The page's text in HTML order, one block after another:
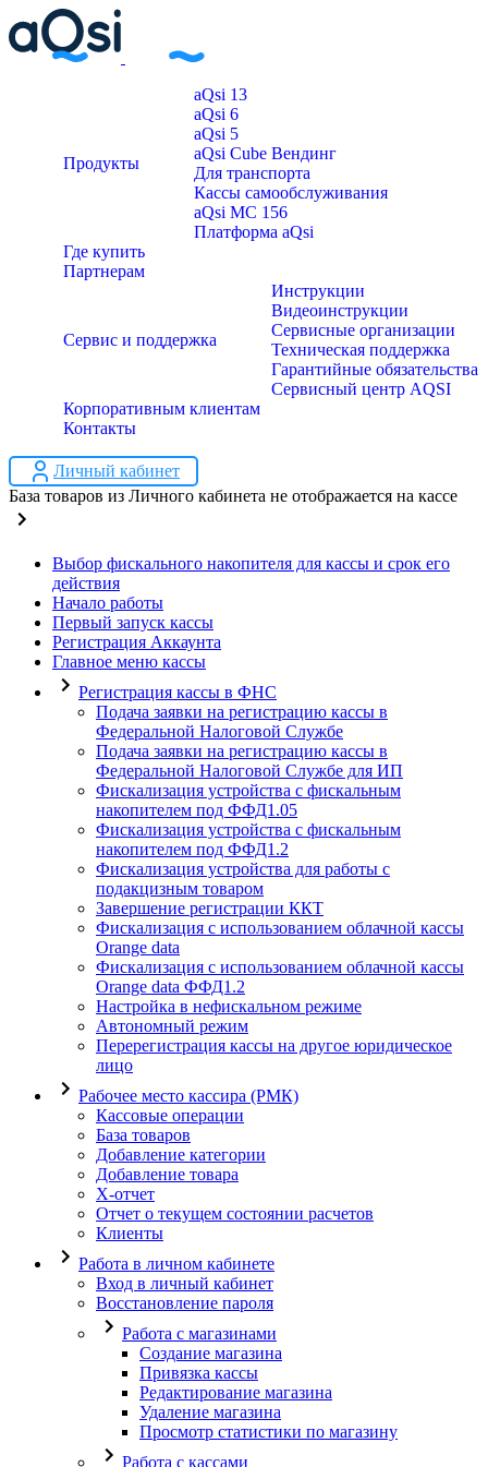
Продукты
aQsi 13
aQsi 6
aQsi 5
aQsi Cube Вендинг
Для транспорта
Кассы самообслуживания
aQsi МС 156
Платформа aQsi
Где купить
Партнерам
Сервис и поддержка
Инструкции
Видеоинструкции
Сервисные организации
Техническая поддержка
Гарантийные обязательства
Сервисный центр AQSI
Корпоративным клиентам
Контакты
Личный кабинет
База товаров из Личного кабинета не отображается на кассе
Выбор фискального накопителя для кассы и срок его
действия
Начало работы
Первый запуск кассы
Регистрация Аккаунта
Главное меню кассы
Регистрация кассы в ФНС
Подача заявки на регистрацию кассы в
Федеральной Налоговой Службе
Подача заявки на регистрацию кассы в
Федеральной Налоговой Службе для ИП
Фискализация устройства с фискальным
накопителем под ФФД1.05
Фискализация устройства с фискальным
накопителем под ФФД1.2
Фискализация устройства для работы с
подакцизным товаром
Завершение регистрации ККТ
Фискализация с использованием облачной кассы
Orange data
Фискализация с использованием облачной кассы
Orange data ФФД1.2
Настройка в нефискальном режиме
Автономный режим
Перерегистрация кассы на другое юридическое
лицо
Рабочее место кассира (РМК)
Кассовые операции
База товаров
Добавление категории
Добавление товара
X-отчет
Отчет о текущем состоянии расчетов
Клиенты
Работа в личном кабинете
Вход в личный кабинет
Восстановление пароля
Работа с магазинами
Создание магазина
Привязка кассы
Редактирование магазина
Удаление магазина
Просмотр статистики по магазину
Работа с кассами